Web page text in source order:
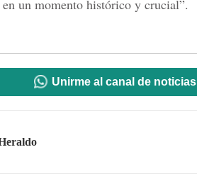
un momento histórico y crucial”.
Unirme al canal de noticias